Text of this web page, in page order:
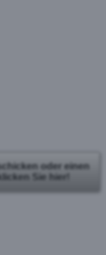
oder einen
Sie hier!